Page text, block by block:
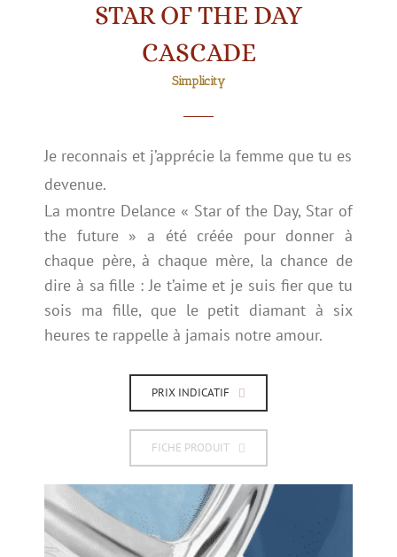
STAR OF THE DAY
CASCADE
Simplicity
Je reconnais et j’apprécie la femme que tu es
devenue.
La montre Delance « Star of the Day, Star of
the future » a été créée pour donner à
chaque père, à chaque mère, la chance de
dire à sa fille : Je t’aime et je suis fier que tu
sois ma fille, que le petit diamant à six
heures te rappelle à jamais notre amour.
PRIX INDICATIF
FICHE PRODUIT